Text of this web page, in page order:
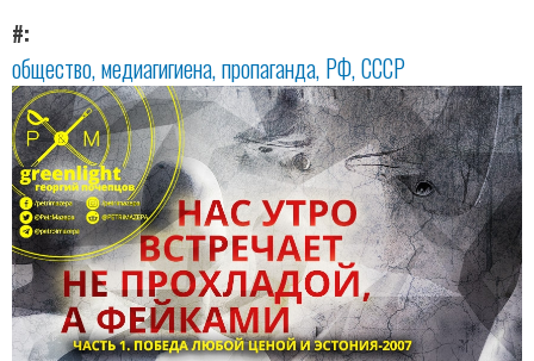
#
общество медиагигиена пропаганда РФ СССР